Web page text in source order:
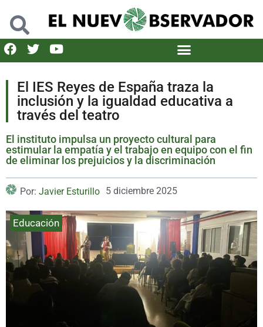
El IES Reyes de España traza la
inclusión y la igualdad educativa a
través del teatro
El instituto impulsa un proyecto cultural para
estimular la empatía y el trabajo en equipo con el fin
de eliminar los prejuicios y la discriminación
Por: Javier Esturillo 5 diciembre 2025
Educación